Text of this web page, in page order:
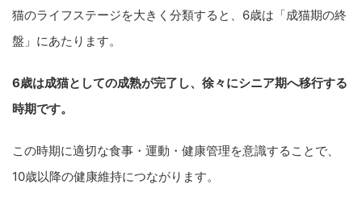
猫のライフステージを大きく分類すると、6歳は「成猫期の終
盤」にあたります。
6歳は成猫としての成熟が完了し、徐々にシニア期へ移行する
時期です。
この時期に適切な食事・運動・健康管理を意識することで、
10歳以降の健康維持につながります。